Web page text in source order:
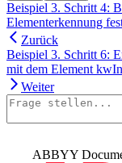
Beispiel 3. Schritt 4:
Elementerkennung
Zurück
Beispiel 3. Schritt 6:
mit dem Element
Weiter
ABBYY